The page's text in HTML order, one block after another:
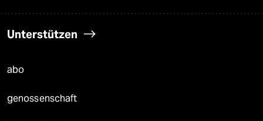
Unterstützen
abo
genossenschaft